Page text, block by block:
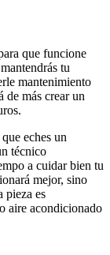
que funcione
tu
mantenimiento
de más crear un
eches un
técnico
a cuidar bien tu
mejor, sino
pieza es
aire acondicionado